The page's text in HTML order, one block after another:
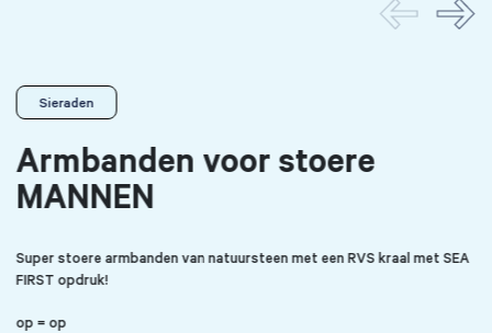
Sieraden
Armbanden voor stoere
MANNEN
Super stoere armbanden van natuursteen met een RVS kraal met SEA
FIRST opdruk!
op = op